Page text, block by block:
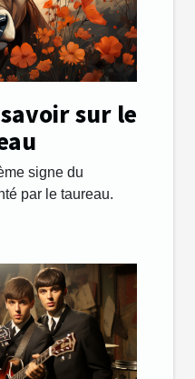
sur le
signe du
par le taureau.